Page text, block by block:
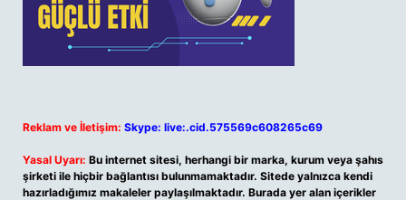
Reklam ve İletişim: Skype: live:.cid.575569c608265c69
Yasal Uyarı: Bu internet sitesi, herhangi bir marka, kurum veya şahıs
şirketi ile hiçbir bağlantısı bulunmamaktadır. Sitede yalnızca kendi
hazırladığımız makaleler paylaşılmaktadır. Burada yer alan içerikler